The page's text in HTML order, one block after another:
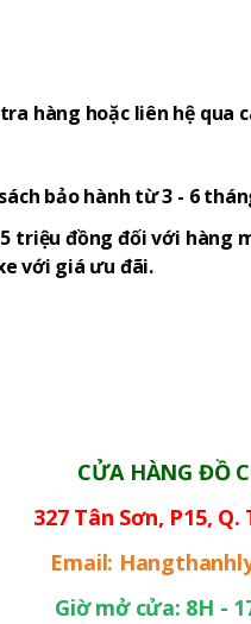
hàng hoặc liên hệ
bảo hành từ 3 - 6
đồng đối với hàng
với giá ưu đãi.
CỬA HÀNG ĐỒ
327 Tân Sơn, P15,
Email:
Giờ mở cửa: 8H -